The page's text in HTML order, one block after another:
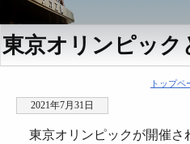
東京オリンピック
トップペ
2021年7月31日
東京オリンピックが開催さ